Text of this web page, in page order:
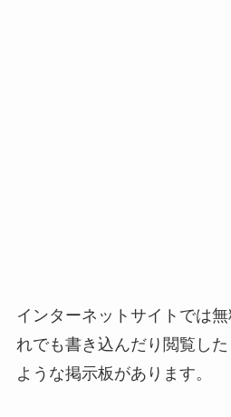
インターネットサイトでは
れでも書き込んだり閲覧し
ような掲示板があります。